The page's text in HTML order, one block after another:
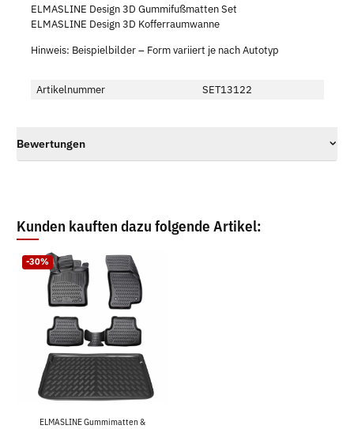
ELMASLINE Design 3D Gummifußmatten Set
ELMASLINE Design 3D Kofferraumwanne
Hinweis: Beispielbilder – Form variiert je nach Autotyp
Artikelnummer SET13122
Bewertungen
Kunden kauften dazu folgende Artikel:
-30%
ELMASLINE Gummimatten &